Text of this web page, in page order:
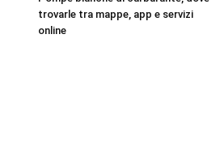
trovarle tra mappe, app e servizi
online